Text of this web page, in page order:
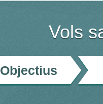
Vols
Objectius